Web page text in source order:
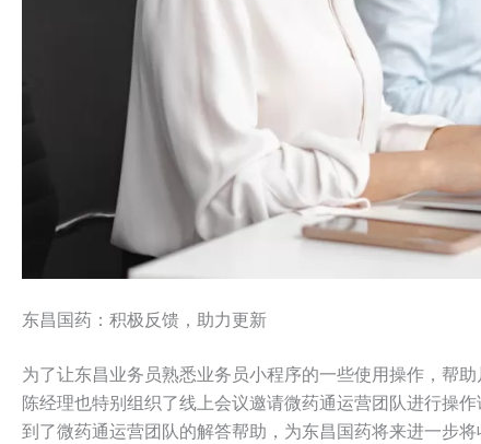
东昌国药：积极反馈，助力更新
为了让东昌业务员熟悉业务员小程序的一些使用操作，帮
陈经理也特别组织了线上会议邀请微药通运营团队进行操
到了微药通运营团队的解答帮助，为东昌国药将来进一步